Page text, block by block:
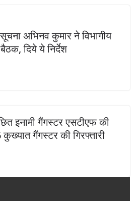
अभिनव कुमार ने विभागीय
दिये ये निर्देश
इनामी गैंगस्टर एसटीएफ की
गैंगस्टर की गिरफ्तारी